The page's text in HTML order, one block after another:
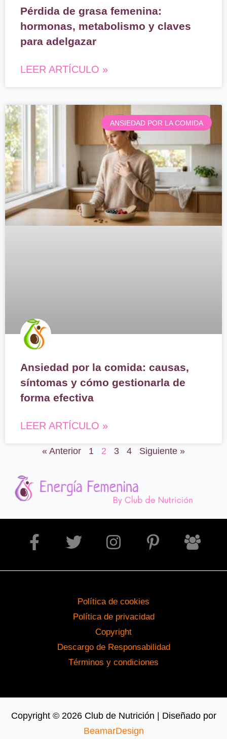
Pérdida de grasa femenina:
hormonas, metabolismo y claves
para adelgazar
LEER ARTÍCULO »
ANSIEDAD POR LA COMIDA
Ansiedad por la comida: causas,
síntomas y cómo gestionarla de
forma efectiva
LEER ARTÍCULO »
« Anterior 1 2 3 4 Siguiente »
Política de cookies
Política de privacidad
Copyright
Descargo de Responsabilidad
Términos y condiciones
Copyright © 2026 Club de Nutrición | Diseñado por
BeamarDesign